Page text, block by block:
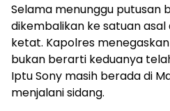
Selama menunggu putusan
dikembalikan ke satuan
ketat. Kapolres
bukan berarti keduanya
Iptu Sony masih berada di
menjalani sidang.